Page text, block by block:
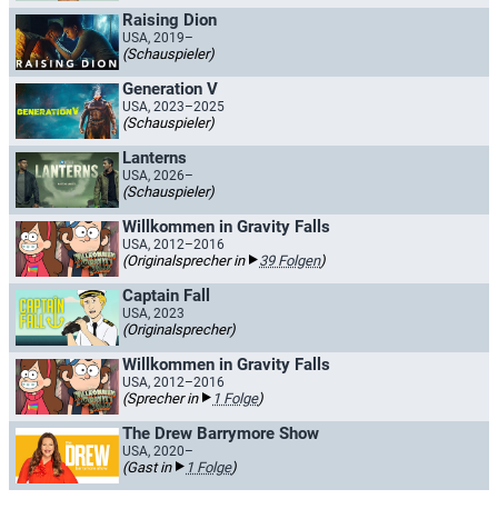
Raising Dion
USA, 2019–
(Schauspieler)
Generation V
USA, 2023–2025
(Schauspieler)
Lanterns
USA, 2026–
(Schauspieler)
Willkommen in Gravity Falls
USA, 2012–2016
(Originalsprecher in 39 Folgen)
Captain Fall
USA, 2023
(Originalsprecher)
Willkommen in Gravity Falls
USA, 2012–2016
(Sprecher in 1 Folge)
The Drew Barrymore Show
USA, 2020–
(Gast in 1 Folge)